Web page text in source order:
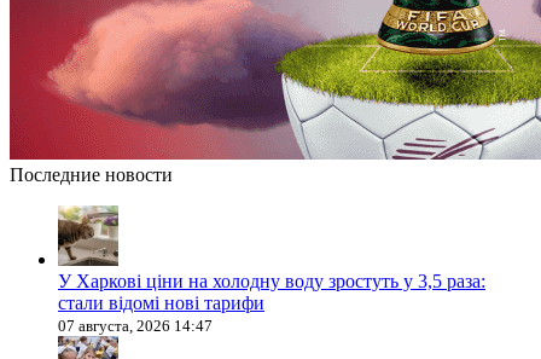
Последние новости
У Харкові ціни на холодну воду зростуть у 3,5 раза:
стали відомі нові тарифи
07 августа, 2026 14:47